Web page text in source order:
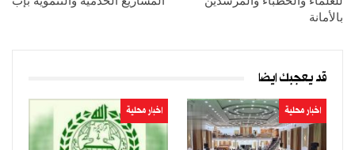
بالأمانة
قد يعجبك ايضا
اخبار محلية اخبار محلية